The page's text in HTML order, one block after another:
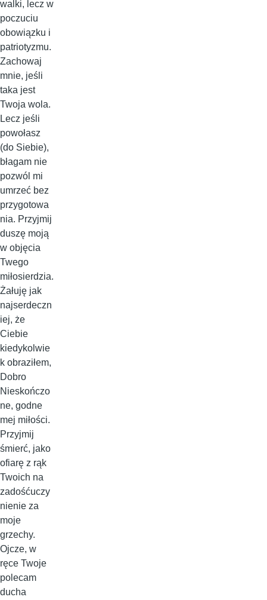
walki, lecz w
poczuciu
obowiązku i
patriotyzmu.
Zachowaj
mnie, jeśli
taka jest
Twoja wola.
Lecz jeśli
powołasz
(do Siebie),
błagam nie
pozwól mi
umrzeć bez
przygotowa
nia. Przyjmij
duszę moją
w objęcia
Twego
miłosierdzia.
Żałuję jak
najserdeczn
iej, że
Ciebie
kiedykolwie
k obraziłem,
Dobro
Nieskończo
ne, godne
mej miłości.
Przyjmij
śmierć, jako
ofiarę z rąk
Twoich na
zadośćuczy
nienie za
moje
grzechy.
Ojcze, w
ręce Twoje
polecam
ducha